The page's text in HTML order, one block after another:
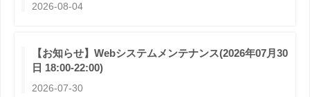
2026-08-04
【お知らせ】Webシステムメンテナンス(2026年07月30
日 18:00-22:00)
2026-07-30